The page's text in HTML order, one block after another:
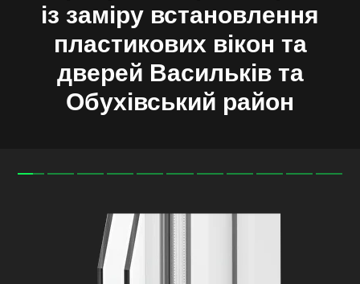
із заміру встановлення
пластикових вікон та
дверей Васильків та
Обухівський район